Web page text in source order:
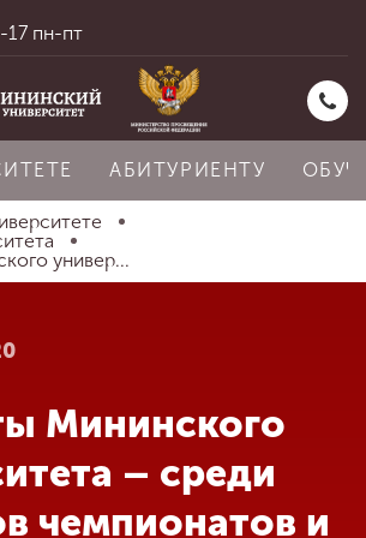
пн-пт
АБИТУРИЕНТУ
универ...
Мининского
– среди
чемпионатов и